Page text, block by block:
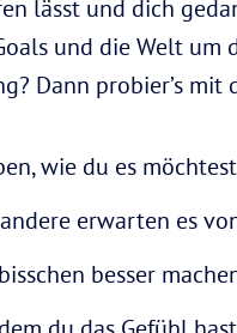
lässt und dich
und die Welt um
Dann probier’s mit
wie du es
erwarten es
besser
du das Gefühl